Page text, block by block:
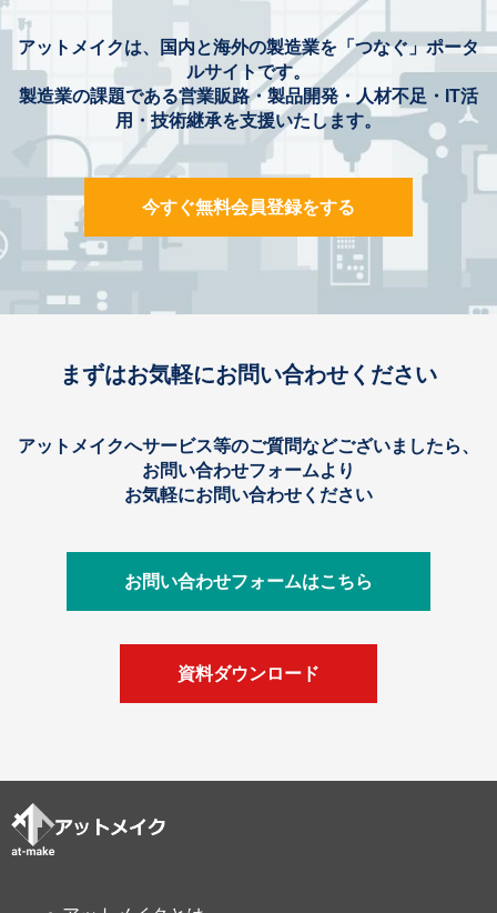
アットメイクは、国内と海外の製造業を「つなぐ」ポータ
ルサイトです。
製造業の課題である営業販路・製品開発・人材不足・IT活
用・技術継承を支援いたします。
今すぐ無料会員登録をする
まずはお気軽にお問い合わせください
アットメイクへサービス等のご質問などございましたら、
お問い合わせフォームより
お気軽にお問い合わせください
お問い合わせフォームはこちら
資料ダウンロード